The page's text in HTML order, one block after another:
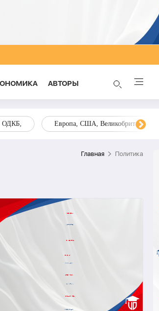
AВТОРЫ
ОДКБ, Европа, США, Великобритания,
Главная Политика